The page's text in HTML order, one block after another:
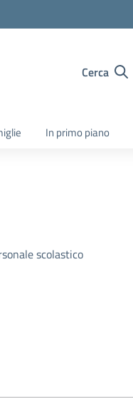
Cerca
In primo piano
scolastico